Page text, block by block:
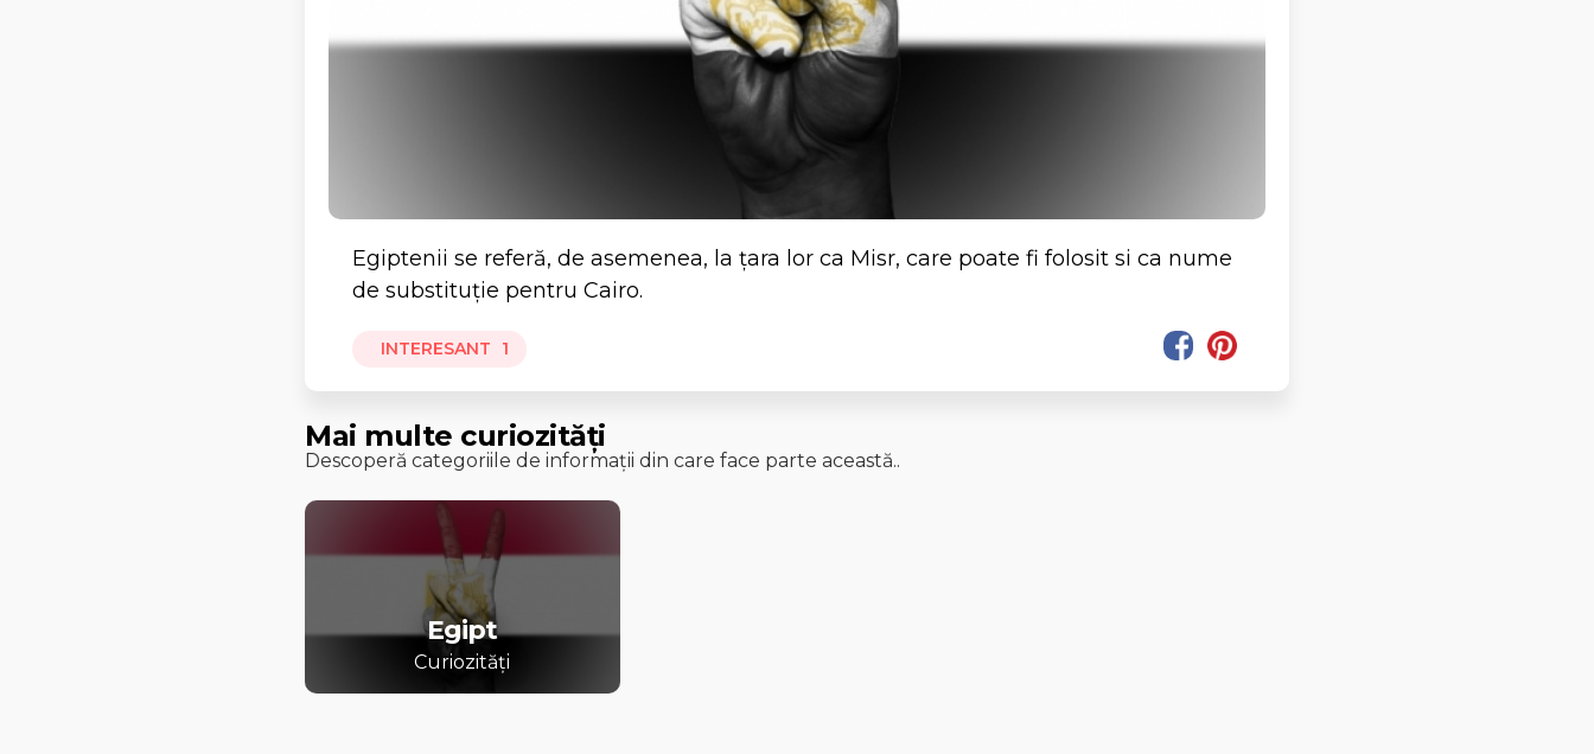
Egiptenii se referă, de asemenea, la țara lor ca Misr, care poate fi folosit si ca nume
de substituție pentru Cairo.
INTERESANT 1
Mai multe curiozități
Descoperă categoriile de informații din care face parte această..
Egipt
Curiozități